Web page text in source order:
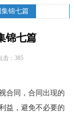
锦七篇
锦七篇
击：385
合同，合同出现的
益，避免不必要的